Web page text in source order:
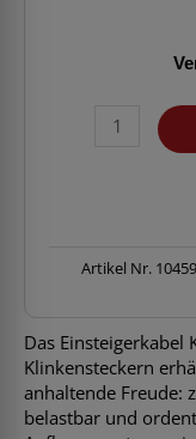
KIKKG6.0PPSW
Artikel Nr.
Das Einsteigerkabel
Klinkensteckern
anhaltende Freude:
belastbar und